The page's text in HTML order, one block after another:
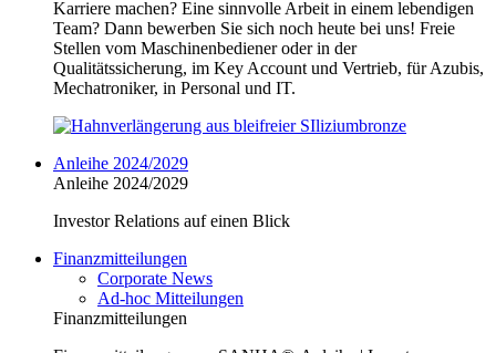
Karriere machen? Eine sinnvolle Arbeit in einem lebendigen
Team? Dann bewerben Sie sich noch heute bei uns! Freie
Stellen vom Maschinenbediener oder in der
Qualitätssicherung, im Key Account und Vertrieb, für Azubis,
Mechatroniker, in Personal und IT.
Anleihe 2024/2029
Anleihe 2024/2029
Investor Relations auf einen Blick
Finanzmitteilungen
Corporate News
Ad-hoc Mitteilungen
Finanzmitteilungen